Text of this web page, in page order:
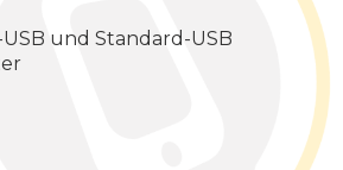
und Standard-USB